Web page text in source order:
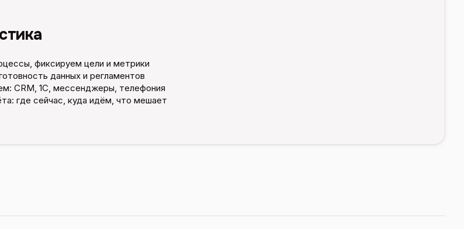
фиксируем цели и метрики
данных и регламентов
CRM, 1С, мессенджеры, телефония
где сейчас, куда идём, что мешает